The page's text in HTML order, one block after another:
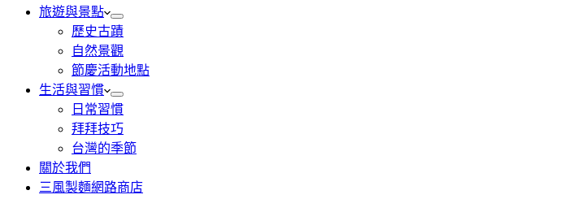
旅遊與景點
歷史古蹟
自然景觀
節慶活動地點
生活與習慣
日常習慣
拜拜技巧
台灣的季節
關於我們
三風製麵網路商店